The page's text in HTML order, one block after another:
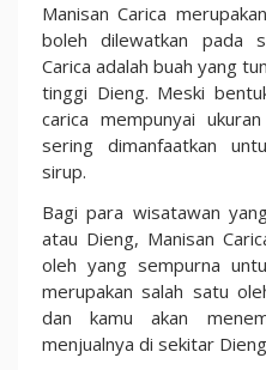
Manisan Carica
boleh dilewatkan pada
Carica adalah buah yang
tinggi Dieng. Meski
carica mempunyai
sering dimanfaatkan
sirup.
Bagi para wisatawan
atau Dieng, Manisan
oleh yang sempurna
merupakan salah satu
dan kamu akan
menjualnya di sekitar